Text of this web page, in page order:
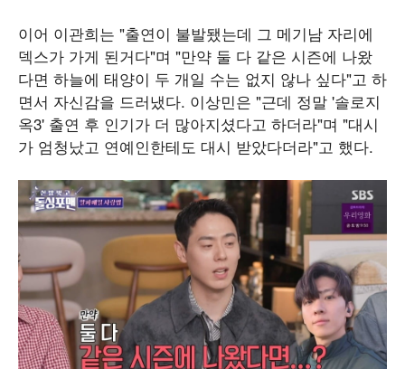
이어 이관희는 "출연이 불발됐는데 그 메기남 자리에
덱스가 가게 된거다"며 "만약 둘 다 같은 시즌에 나왔
다면 하늘에 태양이 두 개일 수는 없지 않나 싶다"고 하
면서 자신감을 드러냈다. 이상민은 "근데 정말 '솔로지
옥3' 출연 후 인기가 더 많아지셨다고 하더라"며 "대시
가 엄청났고 연예인한테도 대시 받았다더라"고 했다.